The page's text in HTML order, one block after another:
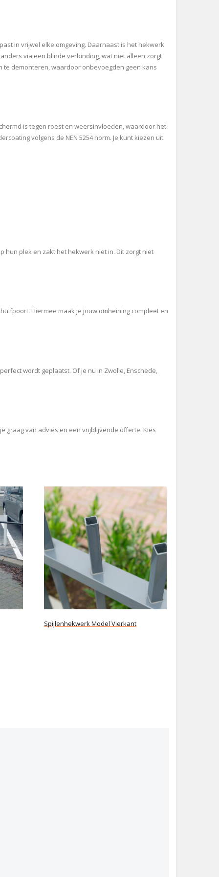
in vrijwel elke omgeving. Daarnaast is het hekwerk
via een blinde verbinding, wat niet alleen zorgt
te demonteren, waardoor onbevoegden geen kans
is tegen roest en weersinvloeden, waardoor het
volgens de NEN 5254 norm. Je kunt kiezen uit
plek en zakt het hekwerk niet in. Dit zorgt niet
Hiermee maak je jouw omheining compleet en
wordt geplaatst. Of je nu in Zwolle, Enschede,
graag van advies en een vrijblijvende offerte. Kies
Spijlenhekwerk Model Vierkant